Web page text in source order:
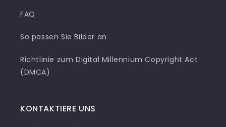
FAQ
So passen Sie Bilder an
Richtlinie zum Digital Millennium Copyright Act
(DMCA)
KONTAKTIERE UNS